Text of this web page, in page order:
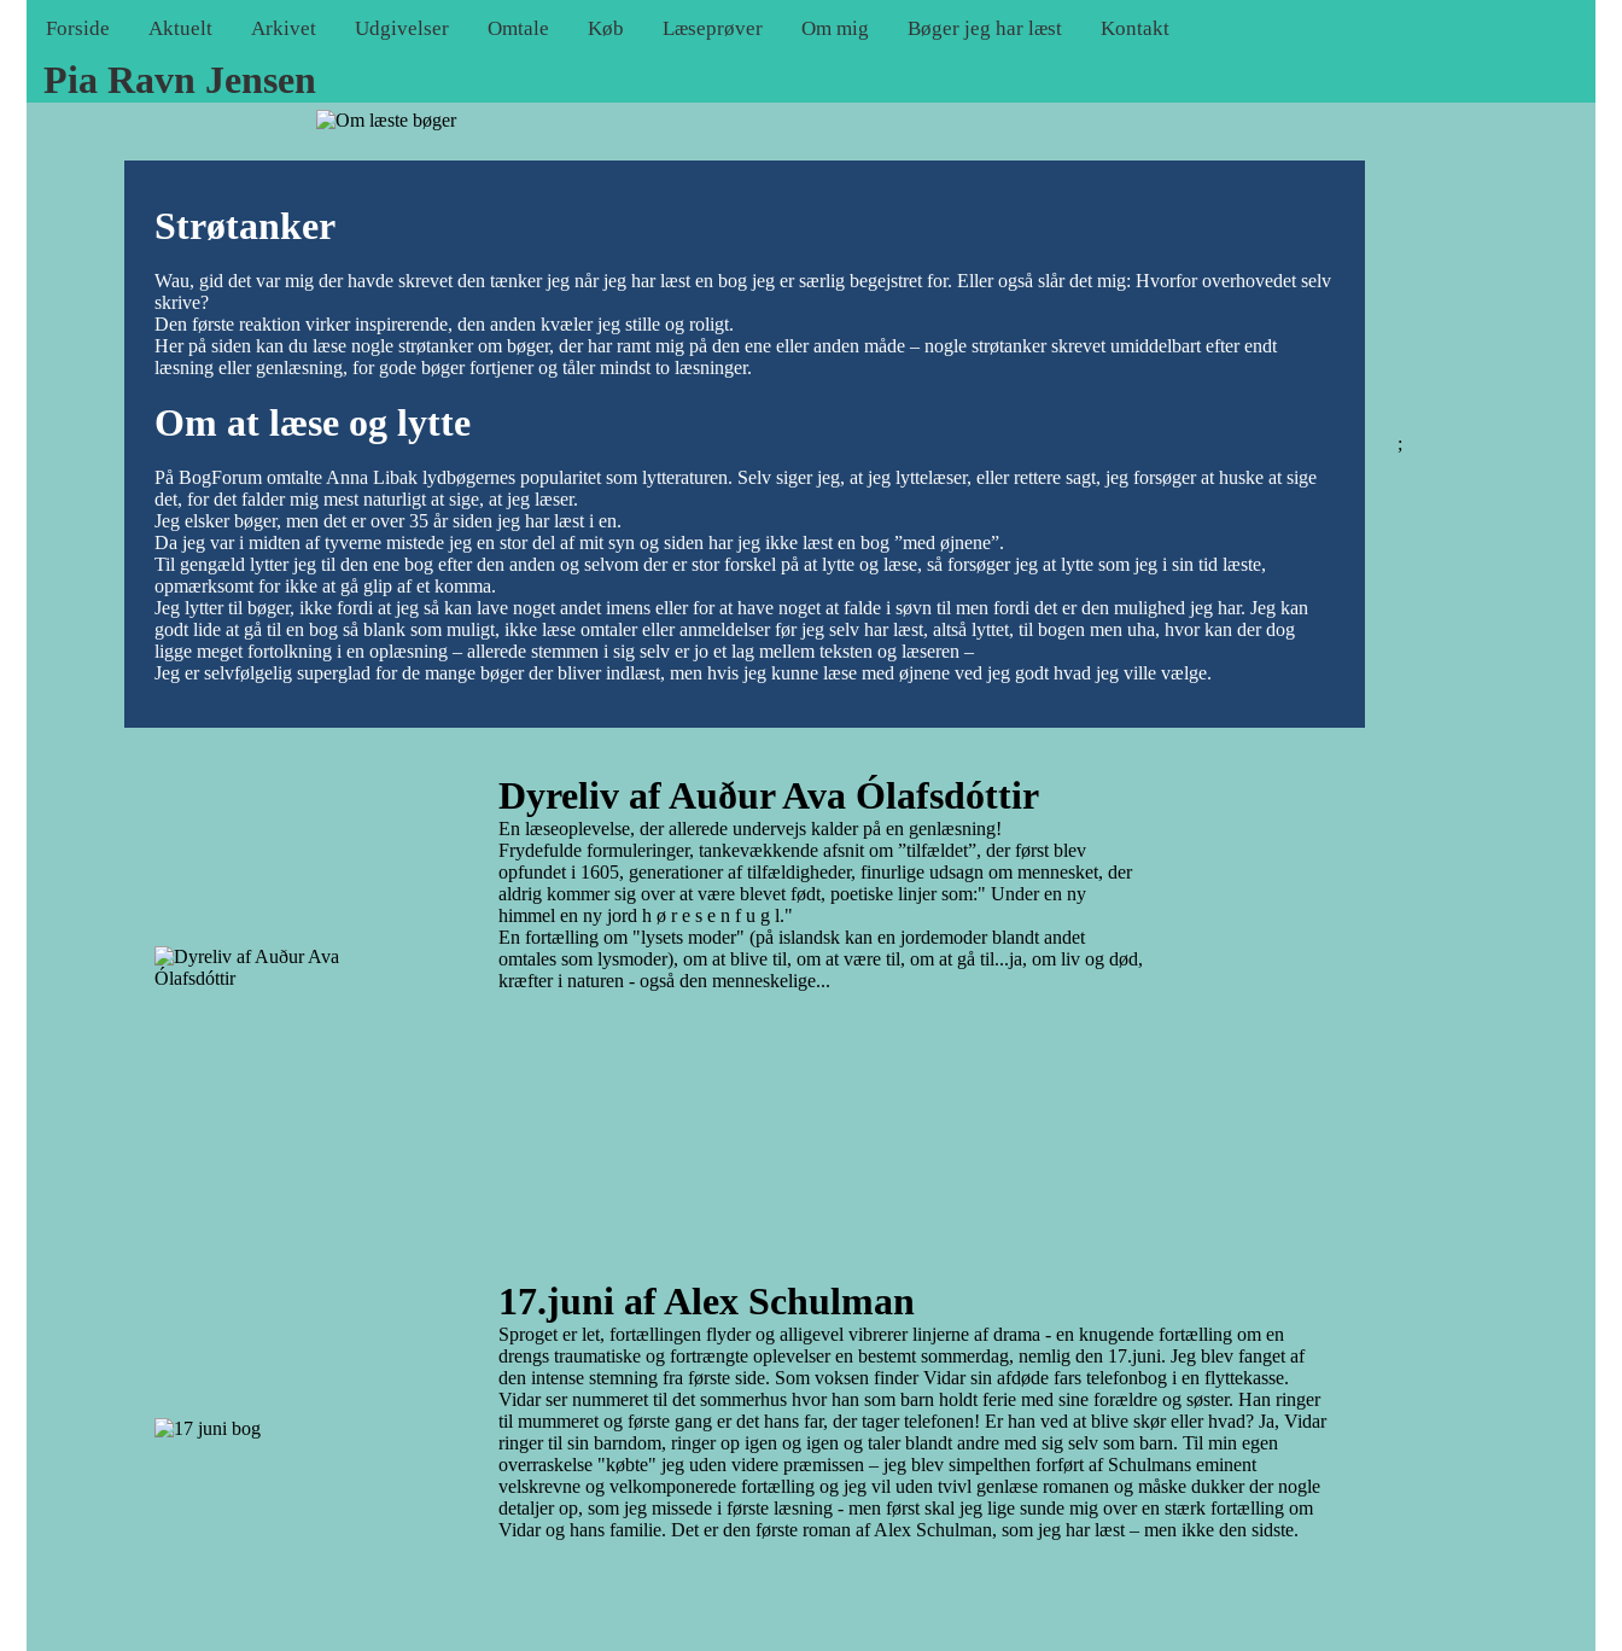
Forside Aktuelt Arkivet Udgivelser Omtale Køb Læseprøver Om mig Bøger jeg har læst Kontakt
Pia Ravn Jensen
Strøtanker
Wau, gid det var mig der havde skrevet den tænker jeg når jeg har læst en bog jeg er særlig begejstret for. Eller også slår det mig: Hvorfor overhovedet selv
skrive?
Den første reaktion virker inspirerende, den anden kvæler jeg stille og roligt.
Her på siden kan du læse nogle strøtanker om bøger, der har ramt mig på den ene eller anden måde – nogle strøtanker skrevet umiddelbart efter endt
læsning eller genlæsning, for gode bøger fortjener og tåler mindst to læsninger.
Om at læse og lytte
På BogForum omtalte Anna Libak lydbøgernes popularitet som lytteraturen. Selv siger jeg, at jeg lyttelæser, eller rettere sagt, jeg forsøger at huske at sige
det, for det falder mig mest naturligt at sige, at jeg læser.
Jeg elsker bøger, men det er over 35 år siden jeg har læst i en.
Da jeg var i midten af tyverne mistede jeg en stor del af mit syn og siden har jeg ikke læst en bog ”med øjnene”.
Til gengæld lytter jeg til den ene bog efter den anden og selvom der er stor forskel på at lytte og læse, så forsøger jeg at lytte som jeg i sin tid læste,
opmærksomt for ikke at gå glip af et komma.
Jeg lytter til bøger, ikke fordi at jeg så kan lave noget andet imens eller for at have noget at falde i søvn til men fordi det er den mulighed jeg har. Jeg kan
godt lide at gå til en bog så blank som muligt, ikke læse omtaler eller anmeldelser før jeg selv har læst, altså lyttet, til bogen men uha, hvor kan der dog
ligge meget fortolkning i en oplæsning – allerede stemmen i sig selv er jo et lag mellem teksten og læseren –
Jeg er selvfølgelig superglad for de mange bøger der bliver indlæst, men hvis jeg kunne læse med øjnene ved jeg godt hvad jeg ville vælge.
;
Dyreliv af Auður Ava Ólafsdóttir
En læseoplevelse, der allerede undervejs kalder på en genlæsning!
Frydefulde formuleringer, tankevækkende afsnit om ”tilfældet”, der først blev
opfundet i 1605, generationer af tilfældigheder, finurlige udsagn om mennesket, der
aldrig kommer sig over at være blevet født, poetiske linjer som:" Under en ny
himmel en ny jord h ø r e s e n f u g l."
En fortælling om "lysets moder" (på islandsk kan en jordemoder blandt andet
omtales som lysmoder), om at blive til, om at være til, om at gå til...ja, om liv og død,
kræfter i naturen - også den menneskelige...
17.juni af Alex Schulman
Sproget er let, fortællingen flyder og alligevel vibrerer linjerne af drama - en knugende fortælling om en
drengs traumatiske og fortrængte oplevelser en bestemt sommerdag, nemlig den 17.juni. Jeg blev fanget af
den intense stemning fra første side. Som voksen finder Vidar sin afdøde fars telefonbog i en flyttekasse.
Vidar ser nummeret til det sommerhus hvor han som barn holdt ferie med sine forældre og søster. Han ringer
til mummeret og første gang er det hans far, der tager telefonen! Er han ved at blive skør eller hvad? Ja, Vidar
ringer til sin barndom, ringer op igen og igen og taler blandt andre med sig selv som barn. Til min egen
overraskelse "købte" jeg uden videre præmissen – jeg blev simpelthen forført af Schulmans eminent
velskrevne og velkomponerede fortælling og jeg vil uden tvivl genlæse romanen og måske dukker der nogle
detaljer op, som jeg missede i første læsning - men først skal jeg lige sunde mig over en stærk fortælling om
Vidar og hans familie. Det er den første roman af Alex Schulman, som jeg har læst – men ikke den sidste.